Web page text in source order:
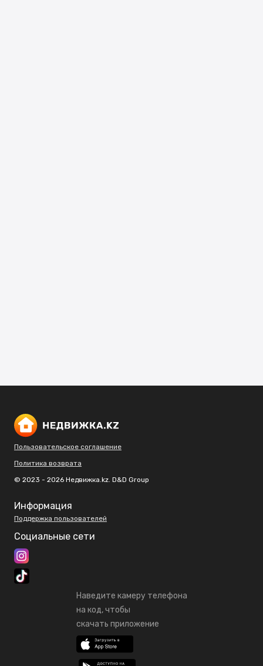
Пользовательское соглашение
Политика возврата
© 2023 - 2026 Недвижка.kz. D&D Group
Информация
Поддержка пользователей
Социальные сети
Наведите камеру телефона
на код, чтобы
скачать приложение